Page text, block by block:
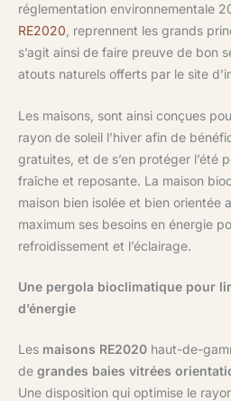
réglementation environnementale
RE2020 , reprennent les grands
s’agit ainsi de faire preuve de bon
atouts naturels offerts par le site
Les maisons, sont ainsi conçues
rayon de soleil l’hiver afin de
gratuites, et de s’en protéger l’été
fraîche et reposante. La maison
maison bien isolée et bien orientée
maximum ses besoins en énergie
refroidissement et l’éclairage.
Une pergola bioclimatique pour
d’énergie
Les maisons RE2020 haut-de-
de grandes baies vitrées
Une disposition qui optimise le